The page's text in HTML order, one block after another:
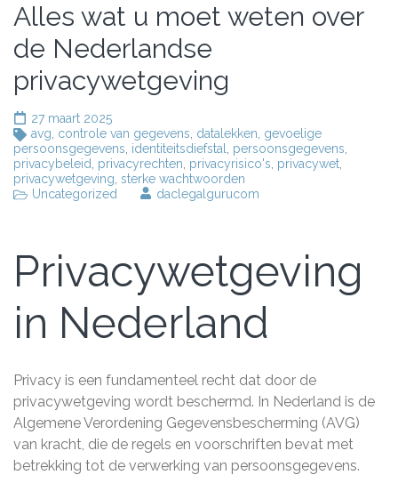
Alles wat u moet weten over
de Nederlandse
privacywetgeving
27 maart 2025
avg controle van gegevens datalekken gevoelige
persoonsgegevens identiteitsdiefstal persoonsgegevens
privacybeleid
privacyrechten privacyrisico's privacywet
privacywetgeving sterke wachtwoorden
Uncategorized
daclegalgurucom
Privacywetgeving
in Nederland
Privacy is een fundamenteel recht dat door de
privacywetgeving wordt beschermd. In Nederland is de
Algemene Verordening Gegevensbescherming (AVG)
van kracht, die de regels en voorschriften bevat met
betrekking tot de verwerking van persoonsgegevens.